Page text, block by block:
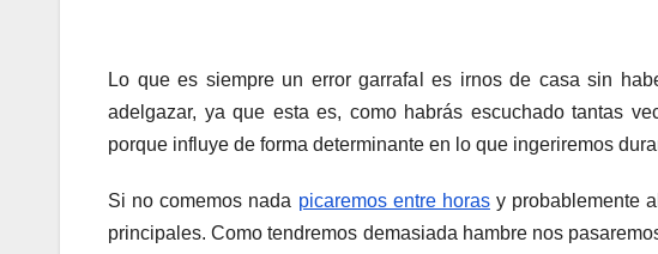
Lo que es siempre un error garrafal es irnos de casa sin
adelgazar, ya que esta es, como habrás escuchado tantas
porque influye de forma determinante en lo que ingeriremos
Si no comemos nada picaremos entre horasy probablemente
principales. Como tendremos demasiada hambre nos